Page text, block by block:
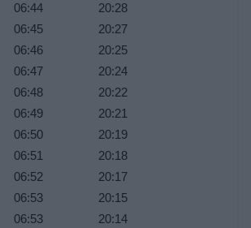
06:44
20:28
06:45
20:27
06:46
20:25
06:47
20:24
06:48
20:22
06:49
20:21
06:50
20:19
06:51
20:18
06:52
20:17
06:53
20:15
06:53
20:14